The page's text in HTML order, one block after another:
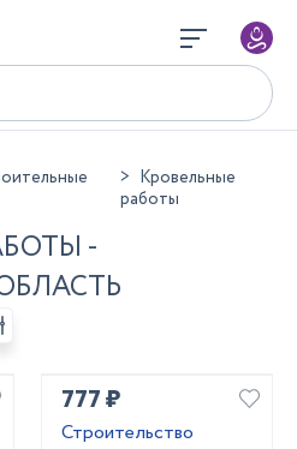
Кровельные
работы
-
777 ₽
Строительство